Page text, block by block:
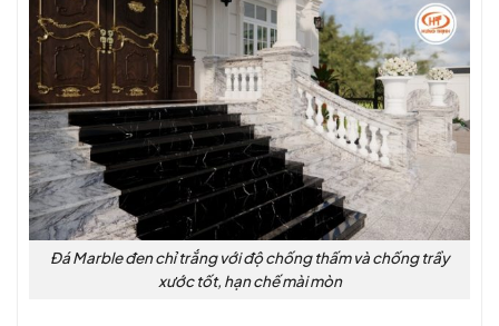
Đá Marble đen chỉ trắng với độ chống thấm và chống trầy
xước tốt, hạn chế mài mòn